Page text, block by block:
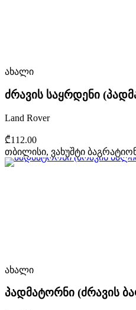
ახალი
ძრავის საყრდენი
Land Rover
₾112.00
თბილისი, ვახუშტი
ახალი
პადმატორნი (ძრავის